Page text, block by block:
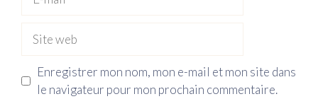
mail
web
Enregistrer mon nom, mon e-mail et mon site dans
le navigateur pour mon prochain commentaire.